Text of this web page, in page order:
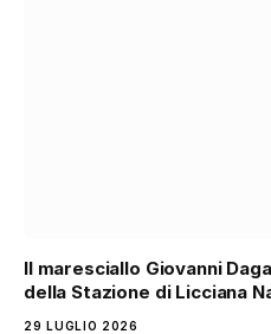
Il maresciallo Giovanni
della Stazione di Licciana
29 LUGLIO 2026